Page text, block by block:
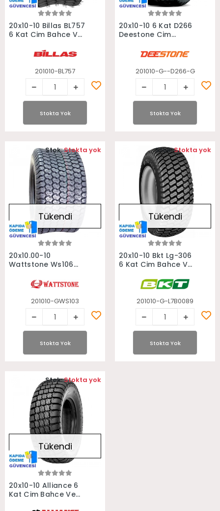
Stokta Yok
20x10-10 Billas BL757
6 Kat Çim Bahçe Ve
201010-BL757
Stokta Yok
Stokta Yok
20x10-10 6 Kat D266
Deestone Çim
Arabası Lastiği
201010-G--D266-G
Stokta Yok
Stokta Yok
Tükendi
20x10.00-10
Wattstone Ws106
Golf Lastiği
201010-GWS103
Stok:Stokta yok
Stokta Yok
Stokta Yok
Tükendi
20x10-10 Bkt Lg-306
6 Kat Çim Bahçe Ve
201010-G-L7B0089
Stok:Stokta yok
Stokta Yok
Stokta Yok
Tükendi
20x10-10 Alliance 6
Kat Çim Bahçe Ve
Stok:Stokta yok